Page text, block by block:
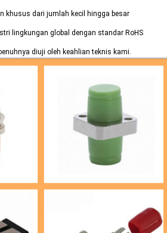
khusus dari jumlah kecil hingga besar
lingkungan global dengan standar RoHS
diuji oleh keahlian teknis kami.